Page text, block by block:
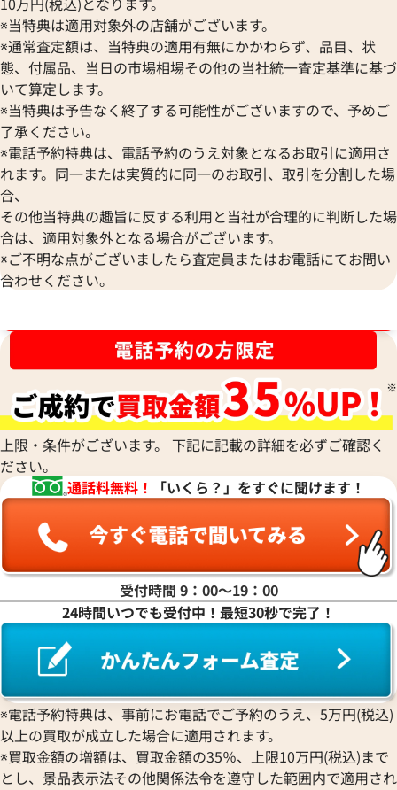
ルイ・ヴィトン モノブラムアンプラント
マレ ハンドバッグ M41044
参考買取価格
2025年8月17日時点
ルイ・ヴィトン
ィーヌGM ハンド
参考買取価格
2026年6月17日時
※当特典は適用対象外の店舗がございます。
※通常査定額は、当特典の適用有無にかかわらず、品目、状
態、付属品、当日の市場相場その他の当社統一査定基準に基づ
いて算定します。
※当特典は予告なく終了する可能性がございますので、予めご
了承ください。
※電話予約特典は、電話予約のうえ対象となるお取引に適用さ
れます。同一または実質的に同一のお取引、取引を分割した場
合、
その他当特典の趣旨に反する利用と当社が合理的に判断した場
合は、適用対象外となる場合がございます。
※ご不明な点がございましたら査定員またはお電話にてお問い
合わせください。
上限・条件がございます。 下記に記載の詳細を必ずご確認く
ださい。
通話料無料！
「いくら？」をすぐに聞けます！
受付時間 9：00〜19：00
24時間いつでも受付中！最短30秒で完了！
※電話予約特典は、事前にお電話でご予約のうえ、5万円(税込)
以上の買取が成立した場合に適用されます。
※買取金額の増額は、買取金額の35％、上限10万円(税込)まで
とし、景品表示法その他関係法令を遵守した範囲内で適用され